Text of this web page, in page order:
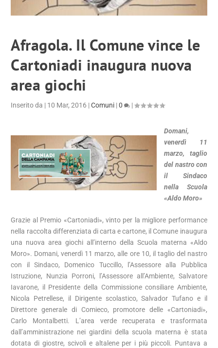
Afragola. Il Comune vince le
Cartoniadi inaugura nuova
area giochi
Inserito da | 10 Mar, 2016 |Comuni |0 |
Domani,
venerdì 11
marzo, taglio
del nastro con
il Sindaco
nella Scuola
«Aldo Moro»
Grazie al Premio «Cartoniadi», vinto per la migliore performance
nella raccolta differenziata di carta e cartone, il Comune inaugura
una nuova area giochi all’interno della Scuola materna «Aldo
Moro». Domani, venerdì 11 marzo, alle ore 10, il taglio del nastro
con il Sindaco, Domenico Tuccillo, l’Assessore alla Pubblica
Istruzione, Nunzia Porroni, l’Assessore all’Ambiente, Salvatore
Iavarone, il Presidente della Commissione consiliare Ambiente,
Nicola Petrellese, il Dirigente scolastico, Salvador Tufano e il
Direttore generale di Comieco, promotore delle «Cartoniadi»,
Carlo Montalbetti. L’area verde recuperata e trasformata
dall’amministrazione nei giardini della scuola materna è stata
dotata di giostre, scivoli e altalene per i più piccoli. Puntava a